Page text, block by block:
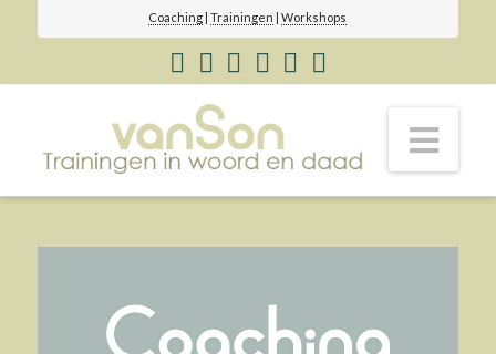
Coaching |Trainingen |Workshops
Angela
van
Son